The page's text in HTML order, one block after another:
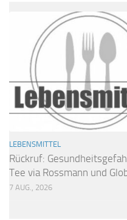
LEBENSMITTEL
Rückruf:
Tee via Rossmann und
7 AUG., 2026